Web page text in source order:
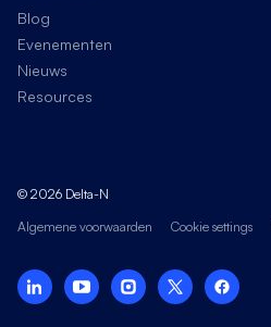
Blog
Evenementen
Nieuws
Resources
© 2026 Delta-N
Algemene voorwaarden
Cookie settings